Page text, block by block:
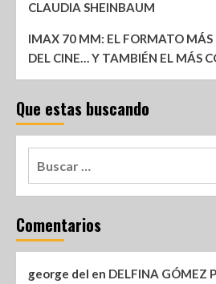
CLAUDIA SHEINBAUM
IMAX 70 MM: EL FORMATO MÁS
DEL CINE… Y TAMBIÉN EL MÁS
Que estas buscando
Comentarios
george del en DELFINA GÓMEZ